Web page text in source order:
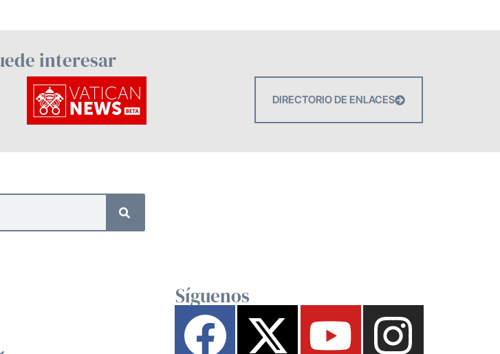
interesar
DIRECTORIO DE ENLACES
Síguenos